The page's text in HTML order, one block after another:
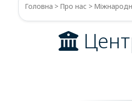
Головна Про нас